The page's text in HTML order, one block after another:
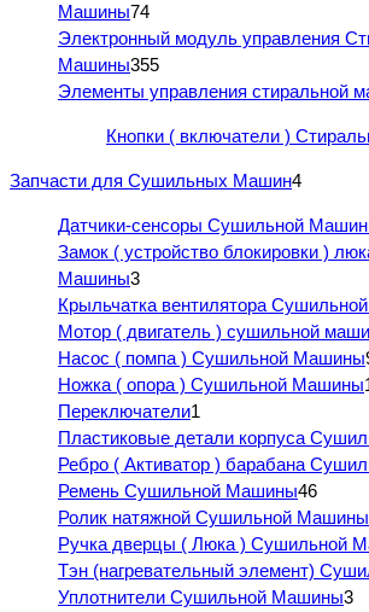
Машины74
Электронный модуль управления
Машины355
Элементы управления стиральной
Кнопки ( включатели )
Запчасти для Сушильных Машин4
Датчики-сенсоры Сушильной
Замок ( устройство блокировки )
Машины3
Крыльчатка вентилятора
Мотор ( двигатель ) сушильной
Насос ( помпа ) Сушильной Машины
Ножка ( опора ) Сушильной Машины
Переключатели1
Пластиковые детали корпуса
Ребро ( Активатор ) барабана
Ремень Сушильной Машины46
Ролик натяжной Сушильной Машины
Ручка дверцы ( Люка ) Сушильной
Тэн (нагревательный элемент)
Уплотнители Сушильной Машины3